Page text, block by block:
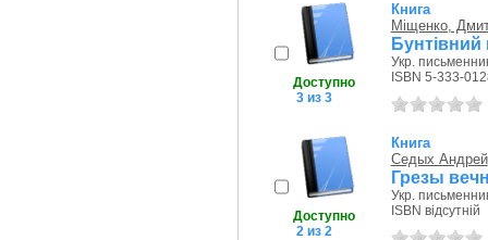
Доступно
3 из 3
Книга
Міщенко,
Бунтівний
Укр.
ISBN 5-333-
Доступно
2 из 2
Книга
Седых Андрей
Грезы
Укр.
ISBN відсутній